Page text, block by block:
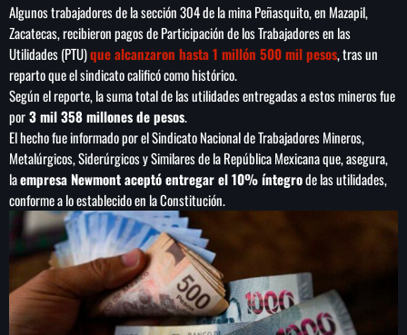
LOCUCIÓN (TALENTO AL AIRE)
RANKING
COMUNÍCATE
PUBLICIDAD
HISTORIA
SEARCH
NOTAS
Algunos trabajadores de la sección 304 de la mina Peñasquito, en Mazapil,
Zacatecas, recibieron pagos de Participación de los Trabajadores en las
Utilidades (PTU)que alcanzaron hasta 1 millón 500 mil pesos, tras un
reparto que el sindicato calificó como histórico.
Según el reporte, la suma total de las utilidades entregadas a estos mineros fue
por3 mil 358 millones de pesos.
El hecho fue informado por el Sindicato Nacional de Trabajadores Mineros,
Metalúrgicos, Siderúrgicos y Similares de la República Mexicana que, asegura,
laempresa Newmont aceptó entregar el 10% íntegrode las utilidades,
conforme a lo establecido en la Constitución.